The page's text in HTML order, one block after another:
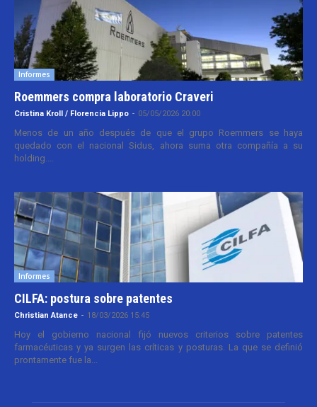
Informes
Roemmers compra laboratorio Craveri
Cristina Kroll / Florencia Lippo - 05/05/2026 20:00
Menos de un año después de que el grupo Roemmers se haya
quedado con el nacional Sidus, ahora suma otra compañía a su
holding....
Informes
CILFA: postura sobre patentes
Christian Atance - 18/03/2026 15:45
Hoy el gobierno nacional fijó nuevos criterios sobre patentes
farmacéuticas y ya surgen las críticas y posturas. La que se definió
prontamente fue la...